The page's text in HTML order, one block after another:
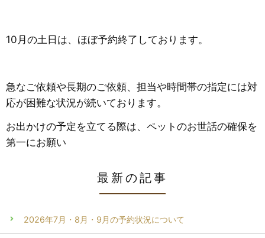
10月の土日は、ほぼ予約終了しております。
急なご依頼や長期のご依頼、担当や時間帯の指定には対
応が困難な状況が続いております。
お出かけの予定を立てる際は、ペットのお世話の確保を
第一にお願い
最新の記事
2026年7月・8月・9月の予約状況について